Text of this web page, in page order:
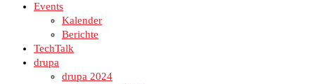
Events
Kalender
Berichte
TechTalk
drupa
drupa 2024